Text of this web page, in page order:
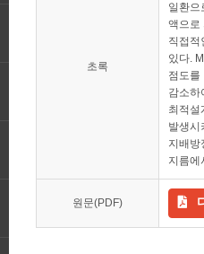
초록
일환으
액으로
직접적
있다.
점도를
감소하
최적설
발생시
지배방
지름에
원문(PDF)